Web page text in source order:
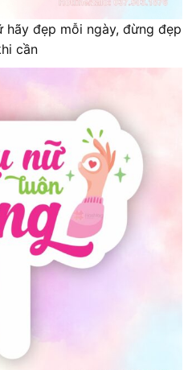
hãy đẹp mỗi ngày, đừng đẹp
cần